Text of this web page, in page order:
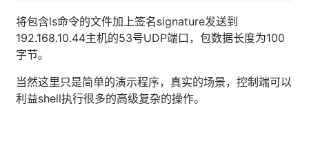
将包含ls命令的文件加上签名signature发送到
192.168.10.44主机的53号UDP端口，包数据长度为100
字节。
当然这里只是简单的演示程序，真实的场景，控制端可以
利益shell执行很多的高级复杂的操作。